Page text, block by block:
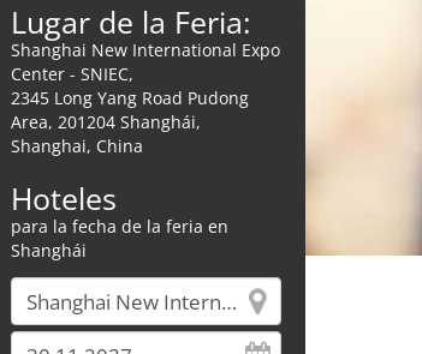
Lugar de la Feria:
Shanghai New International Expo
Center - SNIEC,
2345 Long Yang Road Pudong
Area, 201204 Shanghái,
Shanghai, China
Hoteles
para la fecha de la feria en
Shanghái